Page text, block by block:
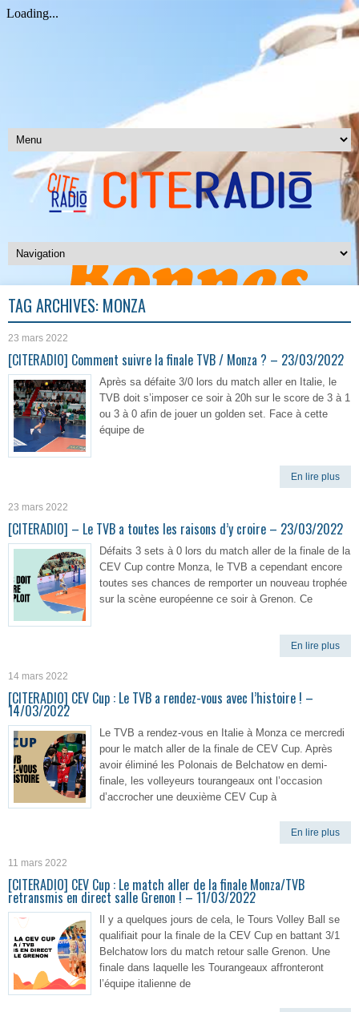
TAG ARCHIVES: MONZA
23 mars 2022
[CITERADIO] Comment suivre la finale TVB / Monza ? – 23/03/2022
Après sa défaite 3/0 lors du match aller en Italie, le
TVB doit s’imposer ce soir à 20h sur le score de 3 à 1
ou 3 à 0 afin de jouer un golden set. Face à cette
équipe de
En lire plus
23 mars 2022
[CITERADIO] – Le TVB a toutes les raisons d’y croire – 23/03/2022
Défaits 3 sets à 0 lors du match aller de la finale de la
CEV Cup contre Monza, le TVB a cependant encore
toutes ses chances de remporter un nouveau trophée
sur la scène européenne ce soir à Grenon. Ce
En lire plus
14 mars 2022
[CITERADIO] CEV Cup : Le TVB a rendez-vous avec l’histoire ! –
14/03/2022
Le TVB a rendez-vous en Italie à Monza ce mercredi
pour le match aller de la finale de CEV Cup. Après
avoir éliminé les Polonais de Belchatow en demi-
finale, les volleyeurs tourangeaux ont l’occasion
d’accrocher une deuxième CEV Cup à
En lire plus
11 mars 2022
[CITERADIO] CEV Cup : Le match aller de la finale Monza/TVB
retransmis en direct salle Grenon ! – 11/03/2022
Il y a quelques jours de cela, le Tours Volley Ball se
qualifiait pour la finale de la CEV Cup en battant 3/1
Belchatow lors du match retour salle Grenon. Une
finale dans laquelle les Tourangeaux affronteront
l’équipe italienne de